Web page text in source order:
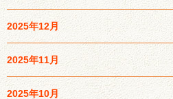
2025年12月
2025年11月
2025年10月